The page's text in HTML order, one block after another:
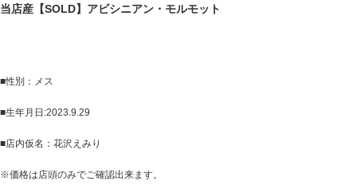
当店産【SOLD】アビシニアン・モルモット
■性別：メス
■生年月日:2023.9.29
■店内仮名：花沢えみり
※価格は店頭のみでご確認出来ます。